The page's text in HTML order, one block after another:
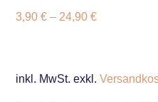
3,90 €– 24,90 €
inkl. MwSt. exkl.